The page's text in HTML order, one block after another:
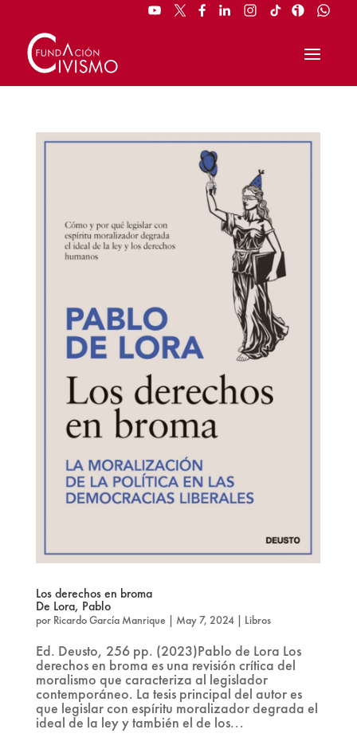
Los derechos en broma
De Lora, Pablo
por Ricardo García Manrique | May 7, 2024| Libros
Ed. Deusto, 256 pp. (2023)Pablo de Lora Los
derechos en broma es una revisión crítica del
moralismo que caracteriza al legislador
contemporáneo. La tesis principal del autor es
que legislar con espíritu moralizador degrada el
ideal de la ley y también el de los...